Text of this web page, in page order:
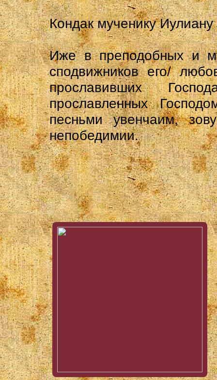
Кондак мученику
Иже в преподобных и
сподвижников его/
прославивших
прославленных
песньми увенчаим,
непобедимии.